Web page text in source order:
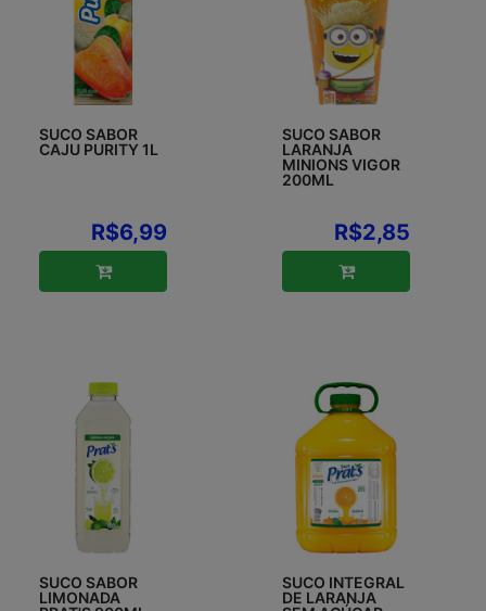
SUCO SABOR
CAJU PURITY 1L
R$6,99
SUCO SABOR
LARANJA
MINIONS VIGOR
200ML
R$2,85
SUCO SABOR
LIMONADA
SUCO INTEGRAL
DE LARANJA